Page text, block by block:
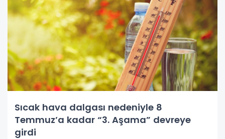
Sıcak hava dalgası nedeniyle 8
Temmuz’a kadar “3. Aşama” devreye
girdi